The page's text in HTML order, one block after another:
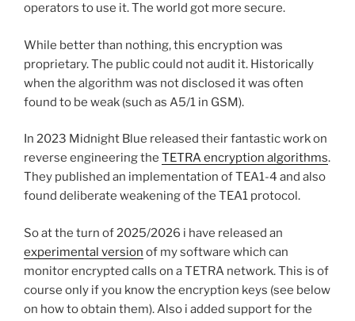
operators to use it. The world got more secure.
While better than nothing, this encryption was
proprietary. The public could not audit it. Historically
when the algorithm was not disclosed it was often
found to be weak (such as A5/1 in GSM).
In 2023 Midnight Blue released their fantastic work on
reverse engineering the TETRA encryption algorithms.
They published an implementation of TEA1-4 and also
found deliberate weakening of the TEA1 protocol.
So at the turn of 2025/2026 i have released an
experimental version of my software which can
monitor encrypted calls on a TETRA network. This is of
course only if you know the encryption keys (see below
on how to obtain them). Also i added support for the